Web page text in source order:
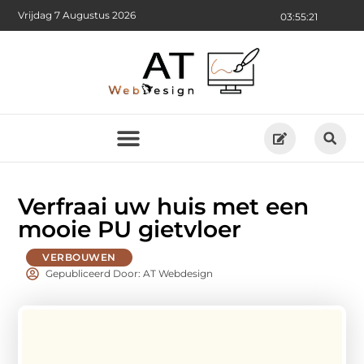
03:55:22
Vrijdag 7 Augustus 2026
Verfraai uw huis met een
mooie PU gietvloer
VERBOUWEN
Gepubliceerd Door: AT Webdesign